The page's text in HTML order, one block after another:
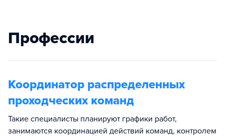
Профессии
Координатор распределенных
проходческих команд
Такие специалисты планируют графики работ,
занимаются координацией действий команд, контролем